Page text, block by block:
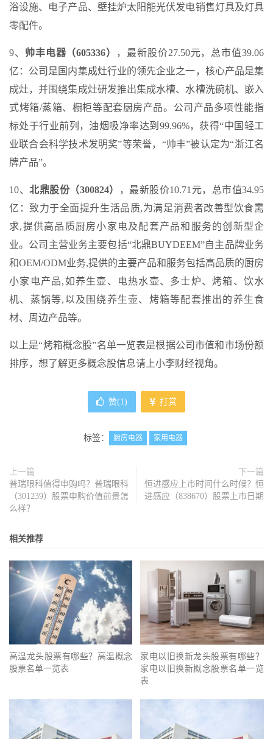
浴设施、电子产品、壁挂炉太阳能光伏发电销售灯具及灯具
零配件。
9、 帅丰电器（605336）
，最新股价27.50元，总市值39.06
亿：公司是国内集成灶行业的领先企业之一，核心产品是集
成灶，并围绕集成灶研发推出集成水槽、水槽洗碗机、嵌入
式烤箱/蒸箱、橱柜等配套厨房产品。公司产品多项性能指
标处于行业前列，油烟吸净率达到99.96%，获得“中国轻工
业联合会科学技术发明奖”等荣誉，“帅丰”被认定为“浙江名
牌产品”。
10、 北鼎股份（300824）
，最新股价10.71元，总市值34.95
亿：致力于全面提升生活品质,为满足消费者改善型饮食需
求,提供高品质厨房小家电及配套产品和服务的创新型企
业。公司主营业务主要包括“北鼎BUYDEEM”自主品牌业务
和OEM/ODM业务,提供的主要产品和服务包括高品质的厨房
小家电产品,如养生壶、电热水壶、多士炉、烤箱、饮水
机、蒸锅等,以及围绕养生壶、烤箱等配套推出的养生食
材、周边产品等。
以上是“烤箱概念股”名单一览表是根据公司市值和市场份额
排序，想了解更多概念股信息请上小李财经视角。
赞(1) 打赏
标签： 厨房电器 家用电器
上一篇
普瑞眼科值得申购吗？普瑞眼科
（301239）股票申购价值前景怎
么样？
下一篇
恒进感应上市时间什么时候？恒
进感应（838670）股票上市日期
相关推荐
高温龙头股票有哪些？高温概念
股票名单一览表
家电以旧换新龙头股票有哪些？
家电以旧换新概念股票名单一览
表